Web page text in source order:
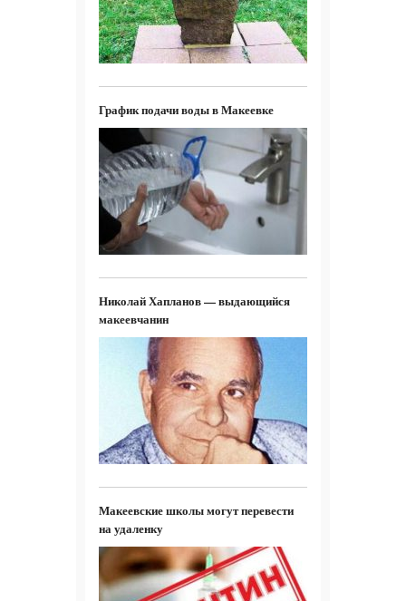
График подачи воды в Макеевке
Николай Хапланов — выдающийся
макеевчанин
Макеевские школы могут перевести
на удаленку